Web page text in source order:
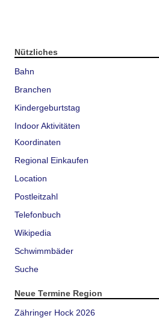
Nützliches
Bahn
Branchen
Kindergeburtstag
Indoor Aktivitäten
Koordinaten
Regional Einkaufen
Location
Postleitzahl
Telefonbuch
Wikipedia
Schwimmbäder
Suche
Neue Termine Region
Zähringer Hock 2026